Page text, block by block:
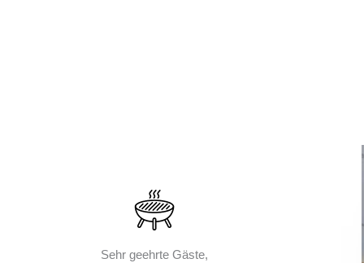
Sehr geehrte Gäste,